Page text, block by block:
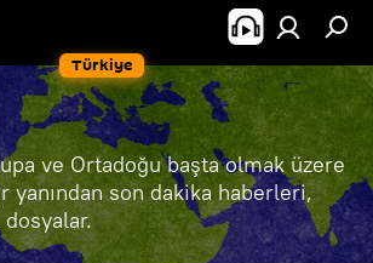
Türkiye
ve Ortadoğu başta olmak üzere
yanından son dakika haberleri,